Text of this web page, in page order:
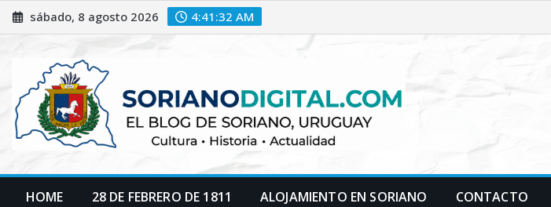
Skip
to
sábado, 8 agosto 2026 4:41:33 AM
HOME 28 DE FEBRERO DE 1811 ALOJAMIENTO EN SORIANO CONTACTO